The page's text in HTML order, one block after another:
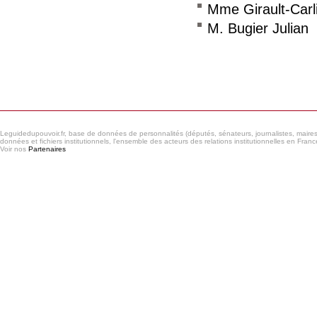
Mme Girault-
M. Bugier Julian
Leguidedupouvoir.fr, base de données de personnalités (députés, sénateurs, journalistes,
données et fichiers institutionnels, l'ensemble des acteurs des relations institutionnelles en
Voir nos Partenaires